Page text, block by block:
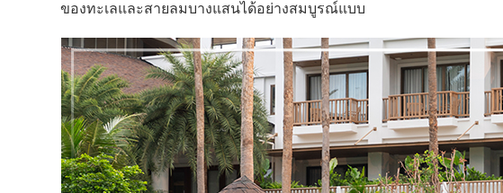
ของทะเลและสายลมบางแสนได้อย่างสมบูรณ์แบบ